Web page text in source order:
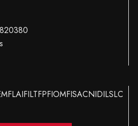
FLAIFILTFPFIOMFISACNIDILSLC